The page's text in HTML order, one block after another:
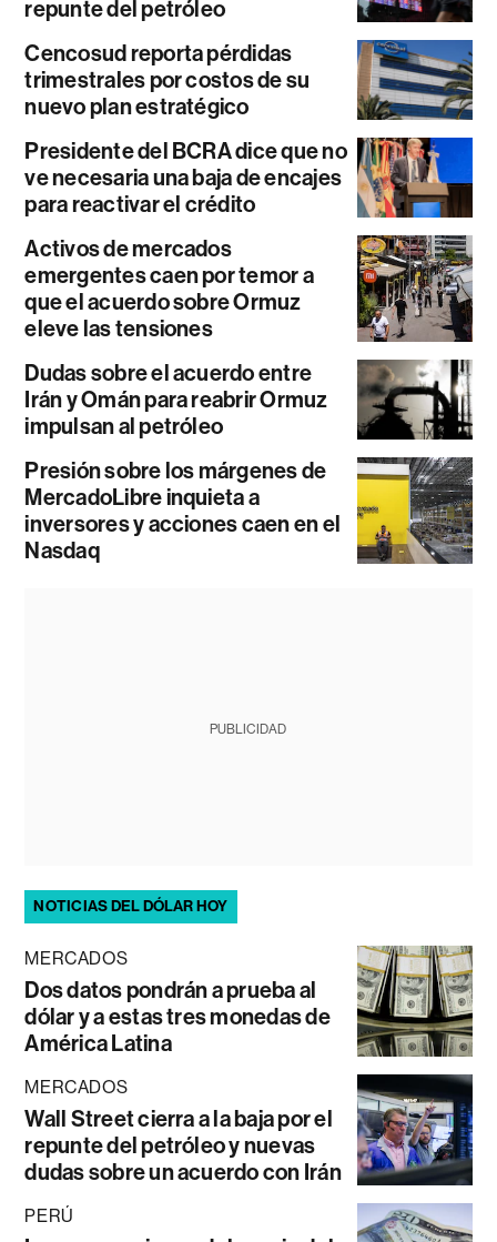
repunte del petróleo
Cencosud reporta pérdidas
trimestrales por costos de su
nuevo plan estratégico
Presidente del BCRA dice que no
ve necesaria una baja de encajes
para reactivar el crédito
Activos de mercados
emergentes caen por temor a
que el acuerdo sobre Ormuz
eleve las tensiones
Dudas sobre el acuerdo entre
Irán y Omán para reabrir Ormuz
impulsan al petróleo
Presión sobre los márgenes de
MercadoLibre inquieta a
inversores y acciones caen en el
Nasdaq
PUBLICIDAD
NOTICIAS DEL DÓLAR HOY
MERCADOS
Dos datos pondrán a prueba al
dólar y a estas tres monedas de
América Latina
MERCADOS
Wall Street cierra a la baja por el
repunte del petróleo y nuevas
dudas sobre un acuerdo con Irán
PERÚ